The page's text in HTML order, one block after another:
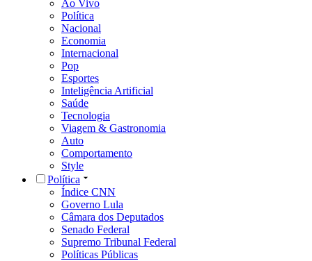
Ao Vivo
Política
Nacional
Economia
Internacional
Pop
Esportes
Inteligência Artificial
Saúde
Tecnologia
Viagem & Gastronomia
Auto
Comportamento
Style
Política
Índice CNN
Governo Lula
Câmara dos Deputados
Senado Federal
Supremo Tribunal Federal
Políticas Públicas